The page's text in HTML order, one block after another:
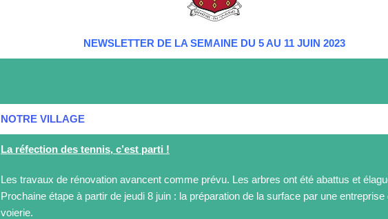
NEWSLETTER DE LA SEMAINE DU 5 AU 11 JUIN 2023
NOTRE VILLAGE
La réfection des tennis, c’est parti !
Les travaux de rénovation avancent comme prévu. Les arbres ont été abattus et
Prochaine étape à partir de jeudi 8 juin : la préparation de la surface par une entreprise
voierie.